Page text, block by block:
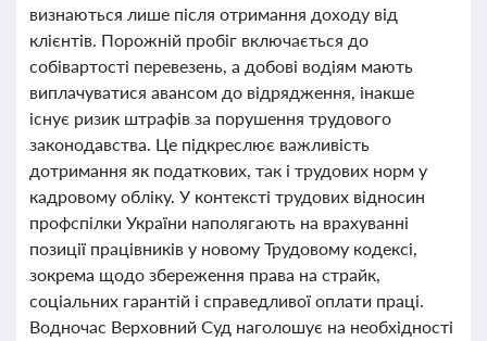
визнаються лише після отримання доходу від
клієнтів. Порожній пробіг включається до
собівартості перевезень, а добові водіям мають
виплачуватися авансом до відрядження, інакше
існує ризик штрафів за порушення трудового
законодавства. Це підкреслює важливість
дотримання як податкових, так і трудових норм у
кадровому обліку. У контексті трудових відносин
профспілки України наполягають на врахуванні
позиції працівників у новому Трудовому кодексі,
зокрема щодо збереження права на страйк,
соціальних гарантій і справедливої оплати праці.
Водночас Верховний Суд наголошує на необхідності